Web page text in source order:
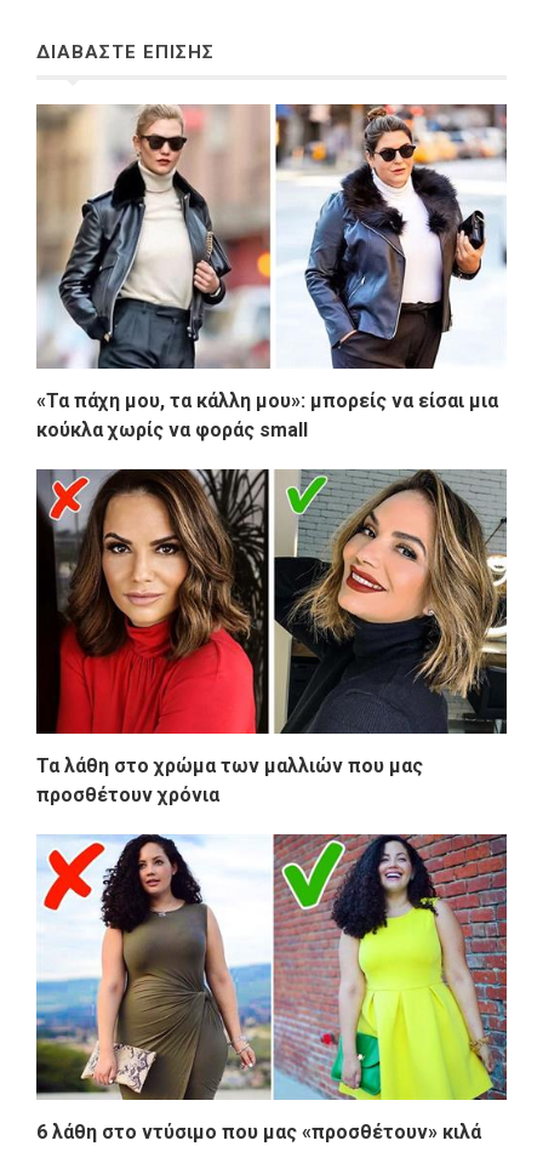
ΔΙΑΒΑΣΤΕ ΕΠΙΣΗΣ
«Τα πάχη μου, τα κάλλη μου»: μπορείς να είσαι μια
κούκλα χωρίς να φοράς small
Τα λάθη στο χρώμα των μαλλιών που μας
προσθέτουν χρόνια
6 λάθη στο ντύσιμο που μας «προσθέτουν» κιλά